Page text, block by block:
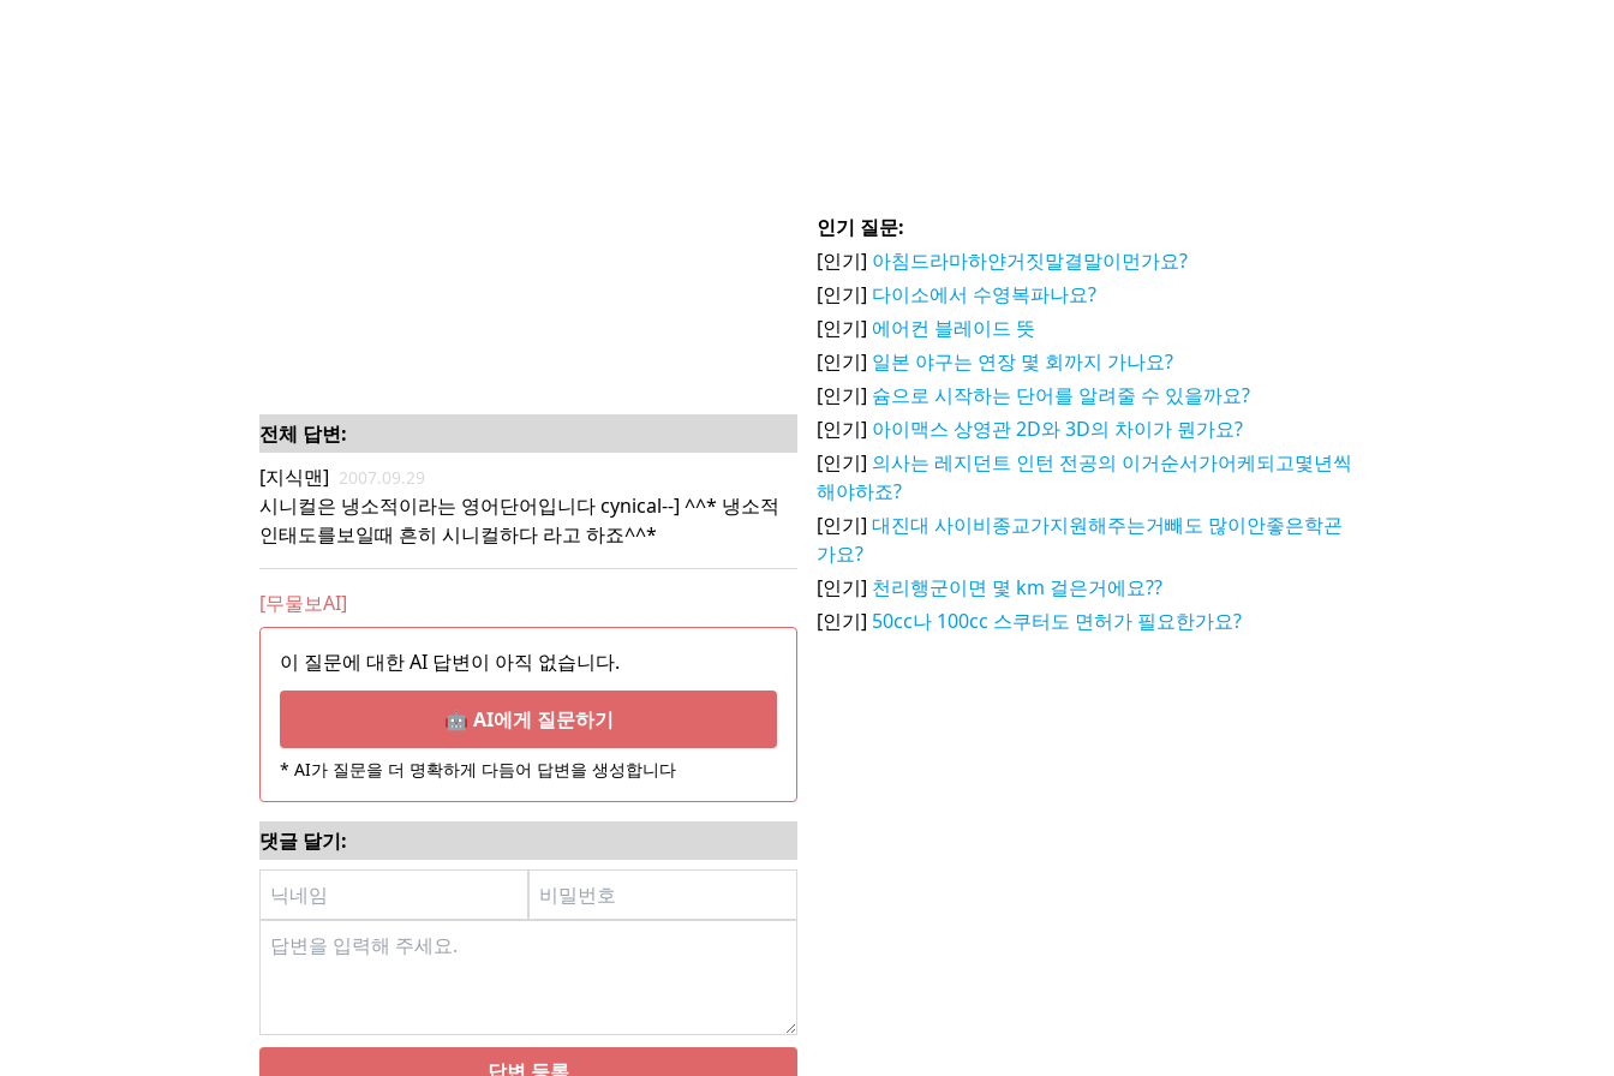
전체 답변:
[지식맨] 2007.09.29
시니컬은 냉소적이라는 영어단어입니다 cynical--] ^^* 냉소적
인태도를보일때 흔히 시니컬하다 라고 하죠^^*
[무물보AI]
이 질문에 대한 AI 답변이 아직 없습니다.
🤖 AI에게 질문하기
* AI가 질문을 더 명확하게 다듬어 답변을 생성합니다
댓글 달기:
인기 질문:
[인기] 아침드라마하얀거짓말결말이먼가요?
[인기] 다이소에서 수영복파나요?
[인기] 에어컨 블레이드 뜻
[인기] 일본 야구는 연장 몇 회까지 가나요?
[인기] 슘으로 시작하는 단어를 알려줄 수 있을까요?
[인기] 아이맥스 상영관 2D와 3D의 차이가 뭔가요?
[인기] 의사는 레지던트 인턴 전공의 이거순서가어케되고몇년씩
해야하죠?
[인기] 대진대 사이비종교가지원해주는거빼도 많이안좋은학굔
가요?
[인기] 천리행군이면 몇 km 걸은거에요??
[인기] 50cc나 100cc 스쿠터도 면허가 필요한가요?